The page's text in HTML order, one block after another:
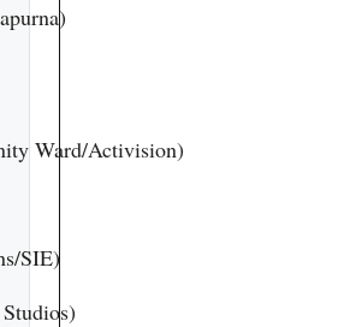
Ward/Activision)
SIE)